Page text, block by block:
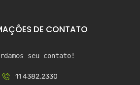
DE CONTATO
seu contato!
11 4382.2330